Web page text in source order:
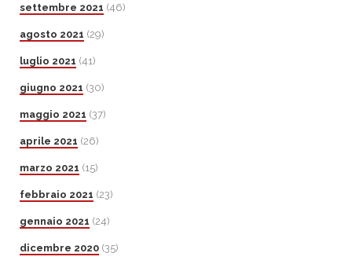
settembre 2021 (46)
agosto 2021 (29)
luglio 2021 (41)
giugno 2021 (30)
maggio 2021 (37)
aprile 2021 (26)
marzo 2021 (15)
febbraio 2021 (23)
gennaio 2021 (24)
dicembre 2020 (35)